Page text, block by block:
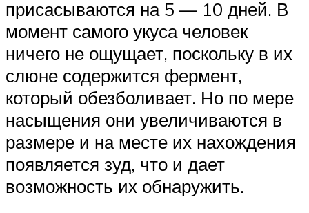
присасываются на 5 — 10 дней. В
момент самого укуса человек
ничего не ощущает, поскольку в их
слюне содержится фермент,
который обезболивает. Но по мере
насыщения они увеличиваются в
размере и на месте их нахождения
появляется зуд, что и дает
возможность их обнаружить.